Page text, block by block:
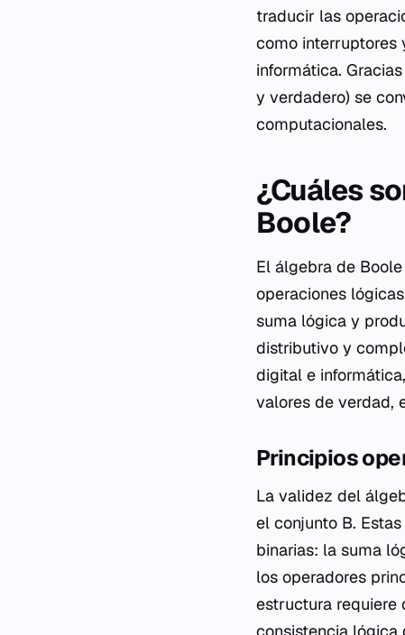
traducir las
como interruptores
informática.
y verdadero) se
computacionales.
¿Cuáles
Boole?
El álgebra de
operaciones
suma lógica y
distributivo y
digital e
valores de verdad,
Principios
La validez del
el conjunto B.
binarias: la suma
los operadores
estructura requiere